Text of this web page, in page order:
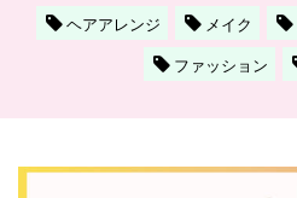
ヘアアレンジ メイク
ファッション